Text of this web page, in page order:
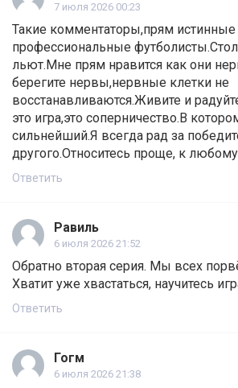
7 июля 2026 00:23
Такие комментаторы,прям истинные
профессиональные
льют.Мне прям нравится как они
берегите нервы,нервные клетки не
восстанавливаются.Живите и
это игра,это соперничество.В
сильнейший.Я всегда рад за
другого.Относитесь проще, к любому
Ответить
Равиль
6 июля 2026 21:52
Обратно вторая серия. Мы всех
Хватит уже хвастаться, научитесь
Ответить
Гогм
6 июля 2026 21:38